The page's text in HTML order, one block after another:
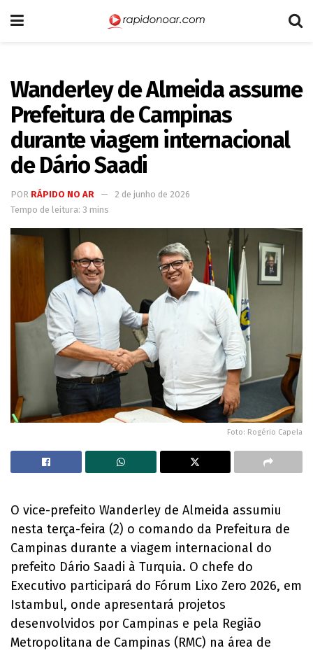
Wanderley de Almeida assume
Prefeitura de Campinas
durante viagem internacional
de Dário Saadi
POR RÁPIDO NO AR
2 de junho de 2026
Tempo de leitura: 3 mins
Foto: Rogério Capela
O vice-prefeito Wanderley de Almeida assumiu
nesta terça-feira (2) o comando da Prefeitura de
Campinas durante a viagem internacional do
prefeito Dário Saadi à Turquia. O chefe do
Executivo participará do Fórum Lixo Zero 2026, em
Istambul, onde apresentará projetos
desenvolvidos por Campinas e pela Região
Metropolitana de Campinas (RMC) na área de